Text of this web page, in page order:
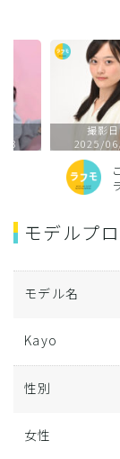
撮影日:
2025/06/28
モデルプ
モデル名
Kayo
性別
女性